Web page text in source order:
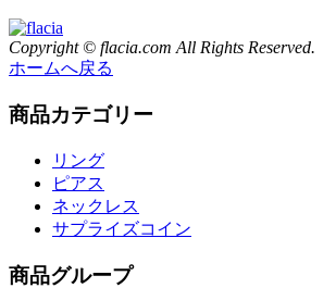
Copyright © flacia.com All Rights Reserved.
ホームへ戻る
商品カテゴリー
リング
ピアス
ネックレス
サプライズコイン
商品グループ